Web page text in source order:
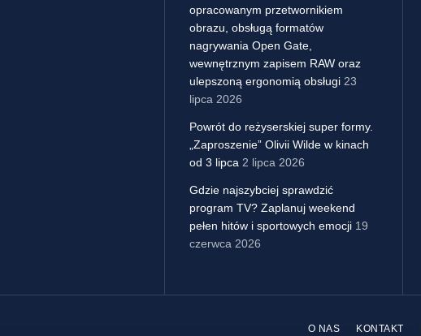
opracowanym przetwornikiem
obrazu, obsługą formatów
nagrywania Open Gate,
wewnętrznym zapisem RAW oraz
ulepszoną ergonomią obsługi 23
lipca 2026
Powrót do reżyserskiej super formy.
„Zaproszenie” Olivii Wilde w kinach
od 3 lipca 2 lipca 2026
Gdzie najszybciej sprawdzić
program TV? Zaplanuj weekend
pełen hitów i sportowych emocji 19
czerwca 2026
O NAS KONTAKT